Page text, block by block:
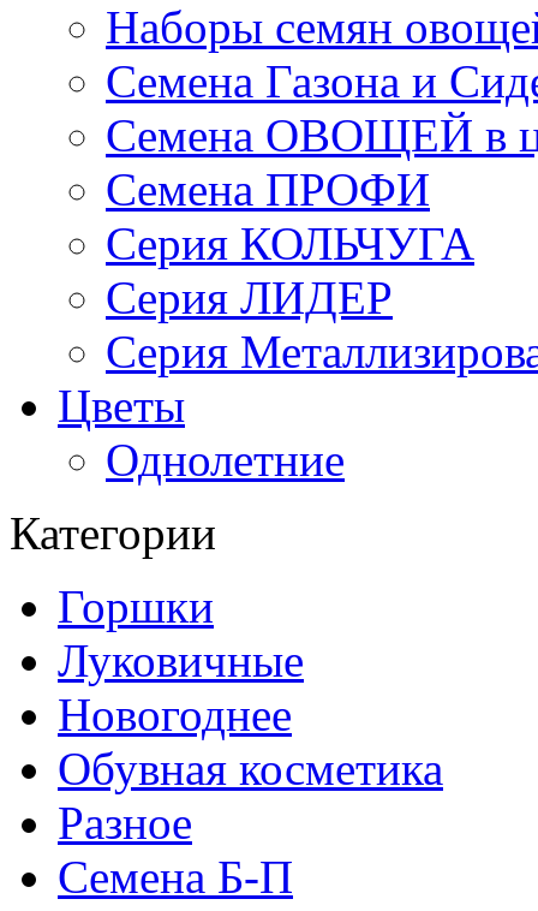
Наборы семян
Семена Газона и
Семена ОВОЩЕЙ в
Семена ПРОФИ
Серия КОЛЬЧУГА
Серия ЛИДЕР
Серия
Цветы
Однолетние
Категории
Горшки
Луковичные
Новогоднее
Обувная косметика
Разное
Семена Б-П